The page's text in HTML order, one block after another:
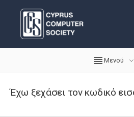
Μενού
Έχω ξεχάσει τον κωδικό